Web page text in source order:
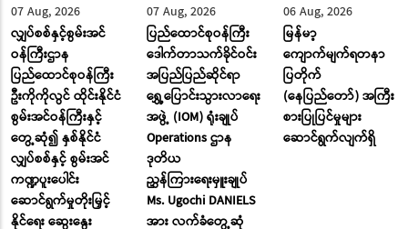
07 Aug, 2026
လျှပ်စစ်နှင့်စွမ်းအင်
ဝန်ကြီးဌာန
ပြည်ထောင်စုဝန်ကြီး
ဦးကိုကိုလွင် ထိုင်းနိုင်ငံ
စွမ်းအင်ဝန်ကြီးနှင့်
တွေ့ဆုံ၍ နှစ်နိုင်ငံ
လျှပ်စစ်နှင့် စွမ်းအင်
ကဏ္ဍပူးပေါင်း
ဆောင်ရွက်မှုတိုးမြှင့်
နိုင်ရေး ဆွေးနွေး
07 Aug, 2026
ပြည်ထောင်စုဝန်ကြီး
ဒေါက်တာသက်ခိုင်ဝင်း
အပြည်ပြည်ဆိုင်ရာ
ရွှေ့ပြောင်းသွားလာရေး
အဖွဲ့ (IOM) ရုံးချုပ်
Operations ဌာန
ဒုတိယ
ညွှန်ကြားရေးမှူးချုပ်
Ms. Ugochi DANIELS
အား လက်ခံတွေ့ဆုံ
06 Aug, 2026
မြန်မာ့
ကျောက်မျက်ရတနာ
ပြတိုက်
(နေပြည်တော်) အကြီး
စားပြုပြင်မှုများ
ဆောင်ရွက်လျက်ရှိ